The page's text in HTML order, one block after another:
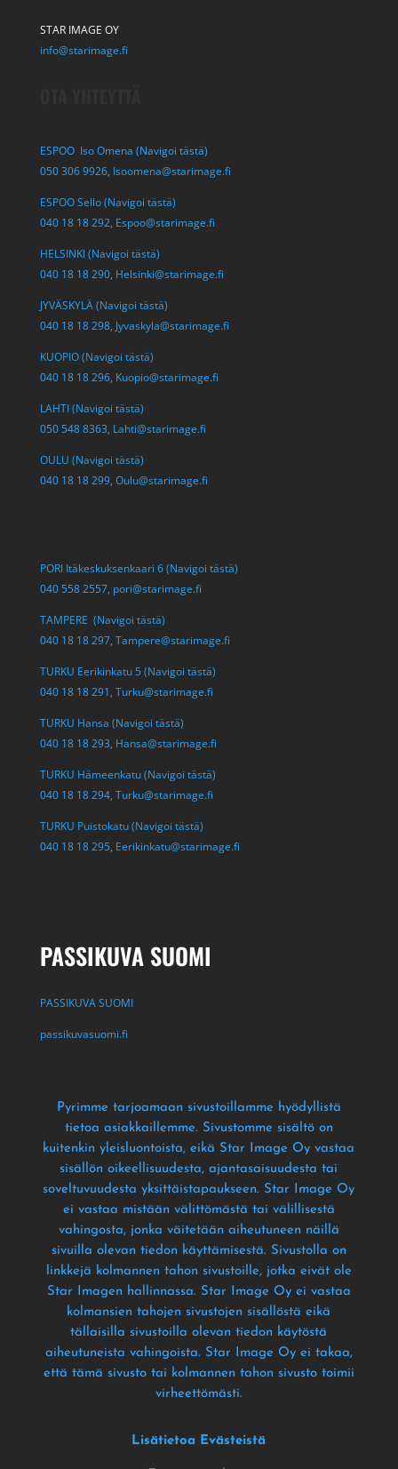
STAR IMAGE OY
info@starimage.fi
ESPOO Iso Omena (Navigoi tästä)
050 306 9926, Isoomena@starimage.fi
ESPOO Sello (Navigoi tästä)
040 18 18 292, Espoo@starimage.fi
HELSINKI (Navigoi tästä)
040 18 18 290, Helsinki@starimage.fi
JYVÄSKYLÄ (Navigoi tästä)
040 18 18 298, Jyvaskyla@starimage.fi
KUOPIO (Navigoi tästä)
040 18 18 296, Kuopio@starimage.fi
LAHTI (Navigoi tästä)
050 548 8363, Lahti@starimage.fi
OULU (Navigoi tästä)
040 18 18 299, Oulu@starimage.fi
PORI Itäkeskuksenkaari 6 (Navigoi tästä)
040 558 2557, pori@starimage.fi
TAMPERE (Navigoi tästä)
040 18 18 297, Tampere@starimage.fi
TURKU Eerikinkatu 5 (Navigoi tästä)
040 18 18 291, Turku@starimage.fi
TURKU Hansa (Navigoi tästä)
040 18 18 293, Hansa@starimage.fi
TURKU Hämeenkatu (Navigoi tästä)
040 18 18 294, Turku@starimage.fi
TURKU Puistokatu (Navigoi tästä)
040 18 18 295, Eerikinkatu@starimage.fi
PASSIKUVA SUOMI
PASSIKUVA SUOMI
passikuvasuomi.fi
Pyrimme tarjoamaan sivustoillamme hyödyllistä
tietoa asiakkaillemme. Sivustomme sisältö on
kuitenkin yleisluontoista, eikä Star Image Oy vastaa
sisällön oikeellisuudesta, ajantasaisuudesta tai
soveltuvuudesta yksittäistapaukseen. Star Image Oy
ei vastaa mistään välittömästä tai välillisestä
vahingosta, jonka väitetään aiheutuneen näillä
sivuilla olevan tiedon käyttämisestä. Sivustolla on
linkkejä kolmannen tahon sivustoille, jotka eivät ole
Star Imagen hallinnassa. Star Image Oy ei vastaa
kolmansien tahojen sivustojen sisällöstä eikä
tällaisilla sivustoilla olevan tiedon käytöstä
aiheutuneista vahingoista. Star Image Oy ei takaa,
että tämä sivusto tai kolmannen tahon sivusto toimii
virheettömästi.
Lisätietoa Evästeistä